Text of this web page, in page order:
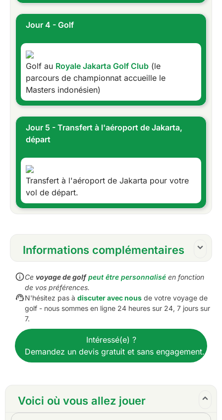
Jour 4 - Golf
Golf au Royale Jakarta Golf Club (le
parcours de championnat accueille le
Masters indonésien)
Jour 5 - Transfert à l'aéroport de Jakarta,
départ
Transfert à l'aéroport de Jakarta pour votre
vol de départ.
Informations complémentaires
Inclusions :
3 parties de golf à Jakarta
4 nuits d'hébergement à Jakarta
Petit déjeuner quotidien
voiturettes de golf, comme indiqué dans
Tous les transferts à l'aéroport, au sol et sur le
privée.
Eau potable quotidienne
Ce voyage de golf peut être personnalisé en fonction
de vos préférences.
N'hésitez pas à discuter avec nous de votre voyage de
golf - nous sommes en ligne 24 heures sur 24, 7 jours sur
7.
Intéressé(e) ?
Demandez un devis gratuit et sans engagement.
Voici où vous allez jouer